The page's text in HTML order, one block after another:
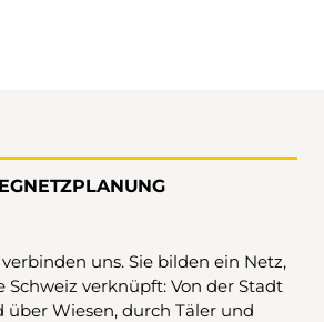
uns. Sie bilden ein Netz,
Schweiz verknüpft: Von der Stadt
Wiesen, durch Täler und